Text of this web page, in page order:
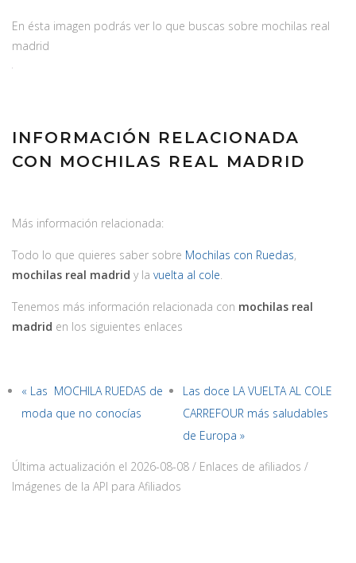
En ésta imagen podrás ver lo que buscas sobre mochilas real
madrid
INFORMACIÓN RELACIONADA
CON MOCHILAS REAL MADRID
Más información relacionada:
Todo lo que quieres saber sobre Mochilas con Ruedas,
mochilas real madrid y la vuelta al cole.
Tenemos más información relacionada con mochilas real
madrid en los siguientes enlaces
« Las MOCHILA RUEDAS de
moda que no conocías
Las doce LA VUELTA AL COLE
CARREFOUR más saludables
de Europa »
Última actualización el 2026-08-08 / Enlaces de afiliados /
Imágenes de la API para Afiliados